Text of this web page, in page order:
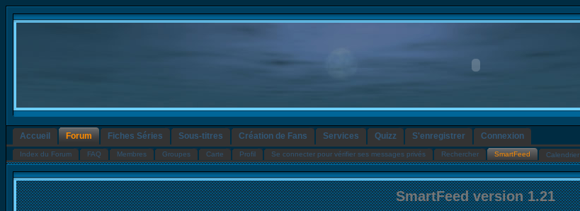
Accueil Forum Fiches Séries Sous-titres Création de Fans Services Quizz S'enregistrer Connexion
Index du Forum FAQ Membres Groupes Carte Profil Se connecter pour vérifier ses messages privés Rechercher SmartFeed Calendrier
SmartFeed version 1.21